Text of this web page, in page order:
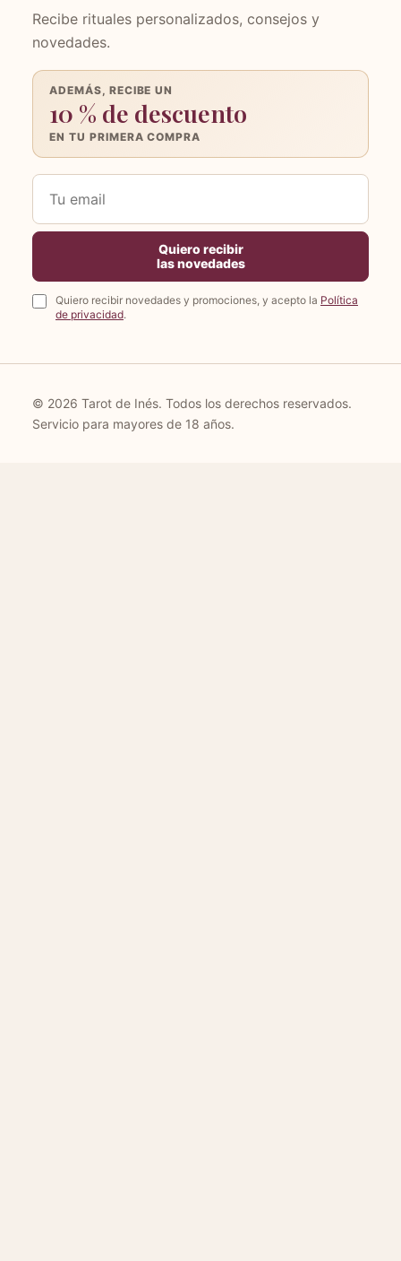
Recibe rituales personalizados, consejos y
novedades.
ADEMÁS, RECIBE UN
10 % de descuento
EN TU PRIMERA COMPRA
Tu
email
Quiero recibir
las novedades
Quiero recibir novedades y promociones, y acepto la Política
de privacidad.
© 2026 Tarot de Inés. Todos los derechos reservados.
Servicio para mayores de 18 años.